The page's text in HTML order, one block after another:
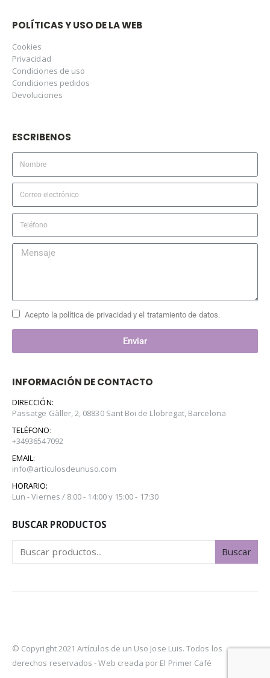
POLÍTICAS Y USO DE LA WEB
Cookies
Privacidad
Condiciones de uso
Condiciones pedidos
Devoluciones
ESCRIBENOS
Acepto la política de privacidad y el tratamiento de datos.
Enviar
INFORMACIÓN DE CONTACTO
DIRECCIÓN:
Passatge Gàller, 2, 08830 Sant Boi de Llobregat, Barcelona
TELÉFONO:
+34936547092
EMAIL:
info@articulosdeunuso.com
HORARIO:
Lun - Viernes / 8:00 - 14:00 y 15:00 - 17:30
BUSCAR PRODUCTOS
Buscar
© Copyright 2021 Artículos de un Uso Jose Luis. Todos los
derechos reservados -Web creada por El Primer Café